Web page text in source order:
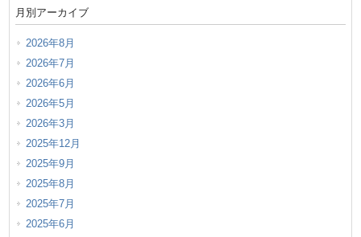
月別アーカイブ
2026年8月
2026年7月
2026年6月
2026年5月
2026年3月
2025年12月
2025年9月
2025年8月
2025年7月
2025年6月